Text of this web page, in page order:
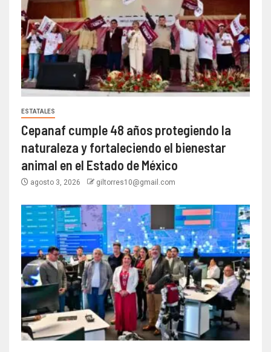
ESTATALES
Cepanaf cumple 48 años protegiendo la
naturaleza y fortaleciendo el bienestar
animal en el Estado de México
agosto 3, 2026 giltorres10@gmail.com